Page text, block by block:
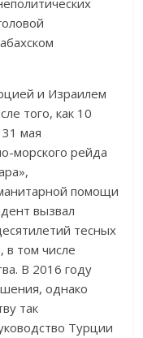
и Израилем
того, как 10
мая
морского рейда
помощи
вызвал
тесных
в том числе
В 2016 году
однако
так
Турции